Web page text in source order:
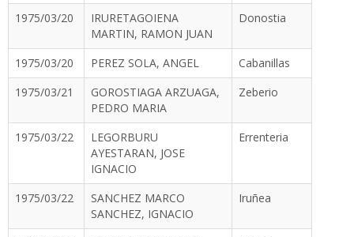
1975/03/20
IRURETAGOIENA
MARTIN, RAMON JUAN
Donostia
1975/03/20 PEREZ SOLA, ANGEL
Cabanillas
1975/03/21
GOROSTIAGA ARZUAGA,
PEDRO MARIA
Zeberio
1975/03/22
LEGORBURU
AYESTARAN, JOSE
IGNACIO
Errenteria
1975/03/22
SANCHEZ MARCO
SANCHEZ, IGNACIO
Iruñea